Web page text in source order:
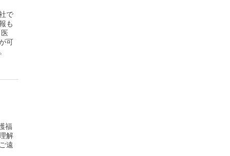
で
も
可
福
解
遠